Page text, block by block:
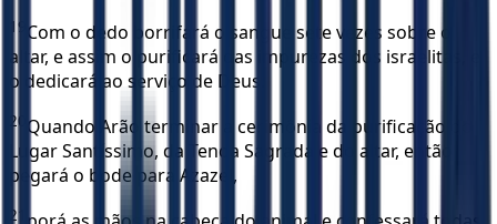
19 Com o dedo borrifará o sangue sete vezes sobre o
altar, e assim o purificará das impurezas dos israelitas, e
o dedicará ao serviço de Deus.
20 Quando Arão terminar a cerimônia da purificação do
Lugar Santíssimo, da Tenda Sagrada e do altar, então
pegará o bode para Azazel,
21